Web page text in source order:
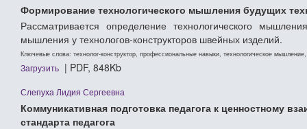
Формирование технологического мышления будущих
Рассматривается определение технологического
мышления у технологов-конструкторов швейных изделий.
Ключевые слова: технолог-конструктор, профессиональные навыки, технологическое
Загрузить
| PDF, 848Kb
Слепуха Лидия Сергеевна
Коммуникативная подготовка педагога к ценностному
стандарта педагога